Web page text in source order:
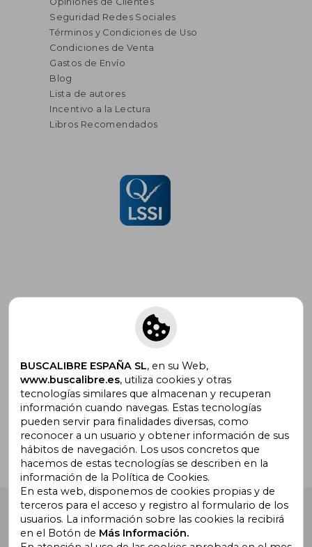
Seguridad Redes Sociales
Términos y Condiciones de Uso
Condiciones de Venta
Gastos de Envío
Blog
Lista de autores
Incentivo a la Lectura
Libros Recomendados
Suscríbete para recibir ofertas y
promociones
¿Necesitas ayuda?
Buscalibre España . Calle Energía, 65, Nave 3 (08940),
Cornellà de Llobregat, Barcelona. Derechos Reservados.
BUSCALIBRE ESPAÑA SL, en su Web,
www.buscalibre.es, utiliza cookies y otras
tecnologías similares que almacenan y recuperan
información cuando navegas. Estas tecnologías
pueden servir para finalidades diversas, como
reconocer a un usuario y obtener información de sus
hábitos de navegación. Los usos concretos que
hacemos de estas tecnologías se describen en la
información de la Política de Cookies.
En esta web, disponemos de cookies propias y de
terceros para el acceso y registro al formulario de los
usuarios. La información sobre las cookies la recibirá
en el Botón de Más Información.